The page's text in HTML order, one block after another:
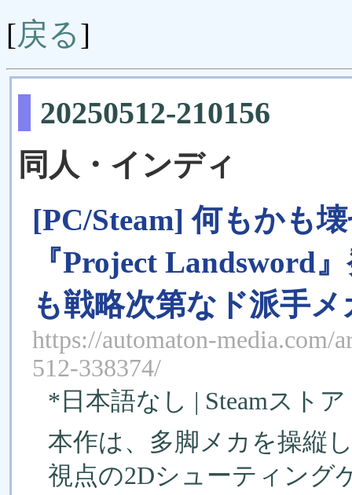
[戻る]
20250512-210156
同人・インディ
[PC/Steam] 何もかも
『Project Landsword
も戦略次第なド派手
https://automaton-media.com/
512-338374/
*日本語なし | Steamストア
本作は、多脚メカを操縦
視点の2Dシューティング